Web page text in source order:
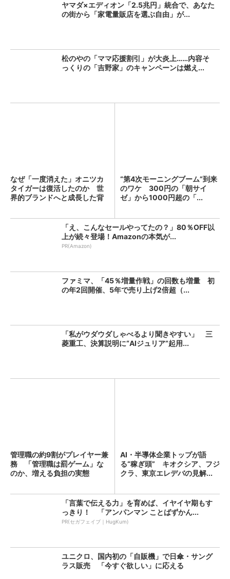
ヤマダ×エディオン「2.5兆円」統合で、あなた
の街から「家電量販店を選ぶ自由」が...
松のやの「ママ応援割引」が大炎上……内容そ
っくりの「吉野家」のキャンペーンは燃え...
なぜ「一度消えた」オニツカ
タイガーは復活したのか 世
界的ブランドへと成長した背
“第4次モーニングブーム”到来
のワケ 300円の「朝サイ
ゼ」から1000円超の「...
「え、こんなセールやってたの？」80％OFF以
上が続々登場！Amazonの本気が...
PR(Amazon)
ファミマ、「45％増量作戦」の回数も増量 初
の年2回開催、5年で売り上げ2倍超（...
「私がウダウダしゃべるより聞きやすい」 三
菱重工、決算説明に“AIジュリア”起用...
管理職の約9割がプレイヤー兼
務 「管理職は罰ゲーム」な
のか、増える負担の実態
AI・半導体企業トップが語
る“稼ぎ頭” キオクシア、フジ
クラ、東京エレデバの見解...
「言葉で伝える力」を育めば、イヤイヤ期もす
っきり！ 「アンパンマン ことばずかん...
PR(セガフェイブ｜HugKum)
ユニクロ、国内初の「自販機」で日傘・サング
ラス販売 「今すぐ欲しい」に応える